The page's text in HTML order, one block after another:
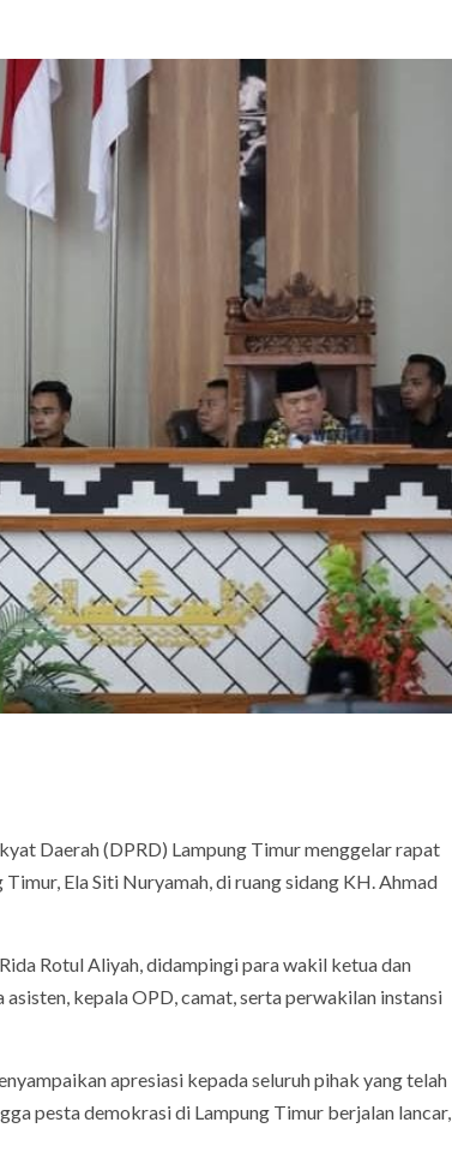
Daerah (DPRD) Lampung Timur menggelar rapat
Ela Siti Nuryamah, di ruang sidang KH. Ahmad
Rotul Aliyah, didampingi para wakil ketua dan
kepala OPD, camat, serta perwakilan instansi
apresiasi kepada seluruh pihak yang telah
pesta demokrasi di Lampung Timur berjalan lancar,